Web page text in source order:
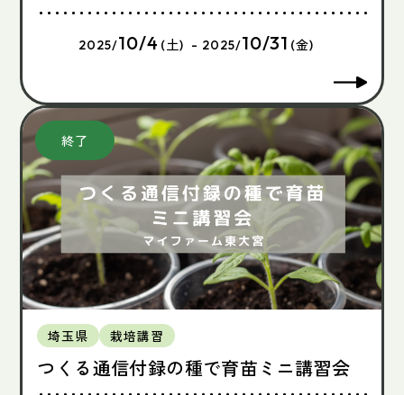
2025/10/4 (土) - 2025/10/31 (金)
埼玉県 栽培講習
つくる通信付録の種で育苗ミニ講習会